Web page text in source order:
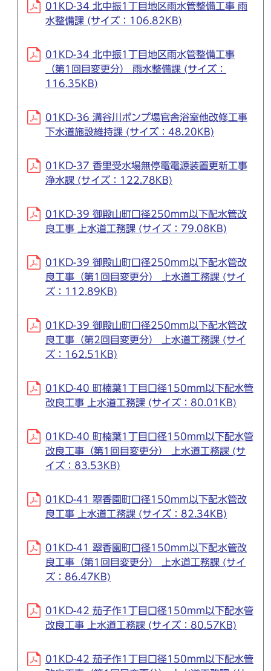
01KD-34 北中振1丁目地区雨水管整備工事 雨
水整備課 (サイズ：106.82KB)
01KD-34 北中振1丁目地区雨水管整備工事
（第1回目変更分） 雨水整備課 (サイズ：
116.35KB)
01KD-36 溝谷川ポンプ場官舎浴室他改修工事
下水道施設維持課 (サイズ：48.20KB)
01KD-37 香里受水場無停電電源装置更新工事
浄水課 (サイズ：122.78KB)
01KD-39 御殿山町口径250mm以下配水管改
良工事 上水道工務課 (サイズ：79.08KB)
01KD-39 御殿山町口径250mm以下配水管改
良工事（第1回目変更分） 上水道工務課 (サイ
ズ：112.89KB)
01KD-39 御殿山町口径250mm以下配水管改
良工事（第2回目変更分） 上水道工務課 (サイ
ズ：162.51KB)
01KD-40 町楠葉1丁目口径150mm以下配水管
改良工事 上水道工務課 (サイズ：80.01KB)
01KD-40 町楠葉1丁目口径150mm以下配水管
改良工事（第1回目変更分） 上水道工務課 (サ
イズ：83.53KB)
01KD-41 翠香園町口径150mm以下配水管改
良工事 上水道工務課 (サイズ：82.34KB)
01KD-41 翠香園町口径150mm以下配水管改
良工事（第1回目変更分） 上水道工務課 (サイ
ズ：86.47KB)
01KD-42 茄子作1丁目口径150mm以下配水管
改良工事 上水道工務課 (サイズ：80.57KB)
01KD-42 茄子作1丁目口径150mm以下配水管